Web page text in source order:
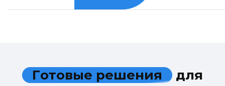
Готовые решения для